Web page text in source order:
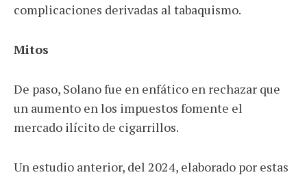
complicaciones derivadas al tabaquismo.
Mitos
De paso, Solano fue en enfático en rechazar que
un aumento en los impuestos fomente el
mercado ilícito de cigarrillos.
Un estudio anterior, del 2024, elaborado por estas